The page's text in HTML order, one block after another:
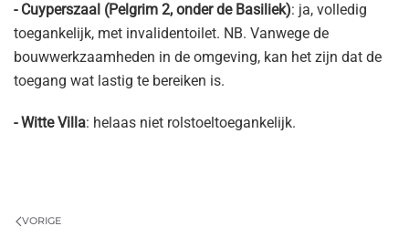
- Cuyperszaal (Pelgrim 2, onder de Basiliek): ja, volledig
toegankelijk, met invalidentoilet. NB. Vanwege de
bouwwerkzaamheden in de omgeving, kan het zijn dat de
toegang wat lastig te bereiken is.
- Witte Villa: helaas niet rolstoeltoegankelijk.
VORIGE